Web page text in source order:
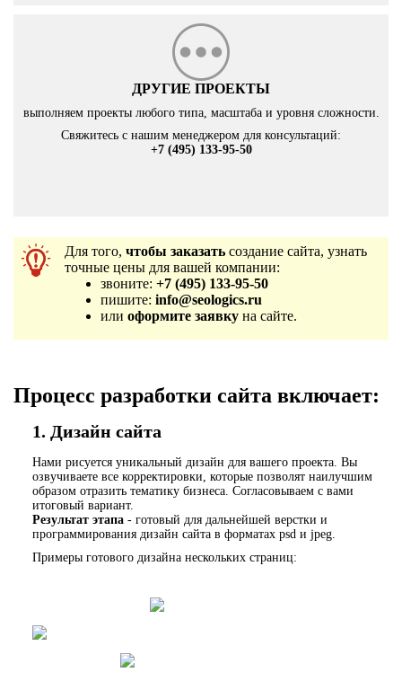
ДРУГИЕ ПРОЕКТЫ
выполняем проекты любого типа, масштаба и уровня сложности.
Свяжитесь с нашим менеджером для консультаций:
+7 (495) 133-95-50
Для того,чтобы заказать создание сайта, узнать
точные цены для вашей компании:
звоните:+7 (495) 133-95-50
пишите:info@seologics.ru
илиоформите заявку на сайте.
Процесс разработки сайта включает:
1. Дизайн сайта
Нами рисуется уникальный дизайн для вашего проекта. Вы
озвучиваете все корректировки, которые позволят наилучшим
образом отразить тематику бизнеса. Согласовываем с вами
итоговый вариант.
Результат этапа- готовый для дальнейшей верстки и
программирования дизайн сайта в форматах psd и jpeg.
Примеры готового дизайна нескольких страниц: